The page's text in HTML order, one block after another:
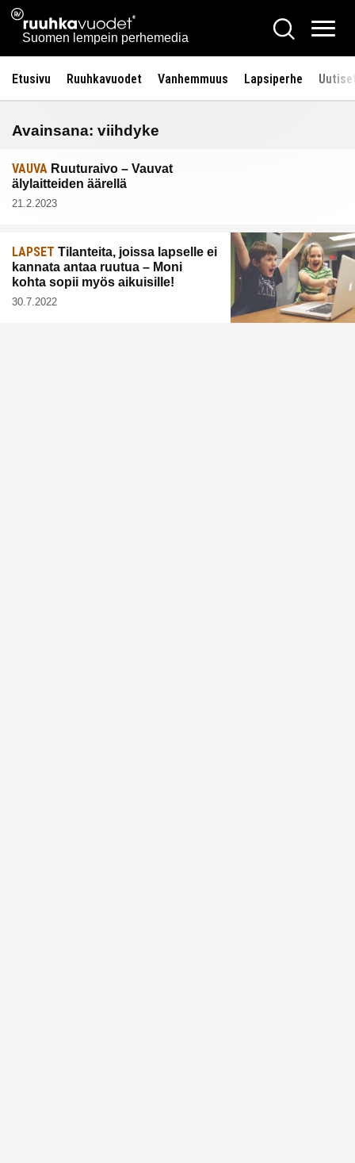
Siirry
sisältöön
Ruuhkavuodet.fi
Suomen lempein perhemedia
Hae
Etusivu Ruuhkavuodet Vanhemmuus Lapsiperhe
Avainsana: viihdyke
VAUVA Ruuturaivo – Vauvat
älylaitteiden äärellä
21.2.2023
LAPSET Tilanteita, joissa lapselle ei
kannata antaa ruutua – Moni
kohta sopii myös aikuisille!
30.7.2022